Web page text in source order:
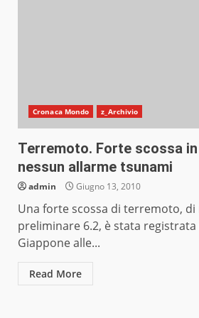
Cronaca Mondo z_Archivio
Terremoto. Forte scossa in
nessun allarme tsunami
admin Giugno 13, 2010
Una forte scossa di terremoto,
preliminare 6.2, è stata
Giappone alle...
Read More